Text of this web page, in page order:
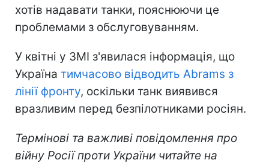
хотів надавати танки, пояснюючи це
проблемами з обслуговуванням.
У квітні у ЗМІ з'явилася інформація, що
Україна тимчасово відводить Abrams з
лінії фронту, оскільки танк виявився
вразливим перед безпілотниками росіян.
Термінові та важливі повідомлення про
війну Росії проти України читайте на